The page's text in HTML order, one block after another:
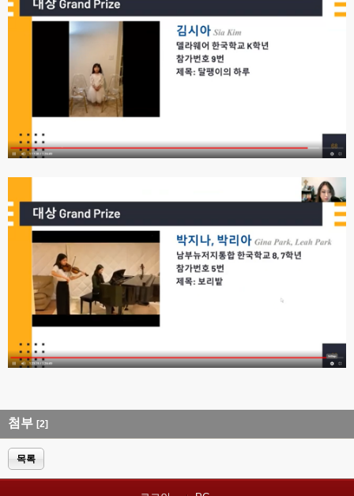
첨부 [2]
목록